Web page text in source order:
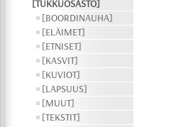
[TUKKUOSASTO]
[BOORDINAUHA]
[ELÄIMET]
[ETNISET]
[KASVIT]
[KUVIOT]
[LAPSUUS]
[MUUT]
[TEKSTIT]